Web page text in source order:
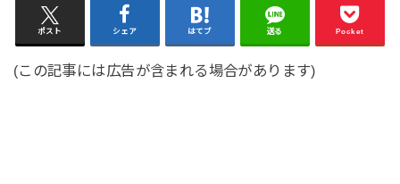
ポスト シェア はてブ 送る Pocket
(この記事には広告が含まれる場合があります)